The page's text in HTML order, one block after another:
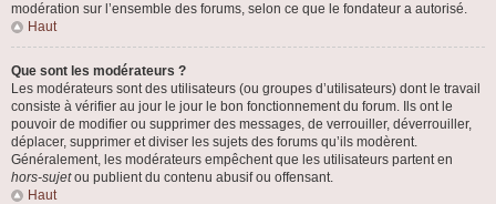
modération sur l’ensemble des forums, selon ce que le fondateur a autorisé.
Haut
Que sont les modérateurs ?
Les modérateurs sont des utilisateurs (ou groupes d’utilisateurs) dont le travail
consiste à vérifier au jour le jour le bon fonctionnement du forum. Ils ont le
pouvoir de modifier ou supprimer des messages, de verrouiller, déverrouiller,
déplacer, supprimer et diviser les sujets des forums qu’ils modèrent.
Généralement, les modérateurs empêchent que les utilisateurs partent en
hors-sujetou publient du contenu abusif ou offensant.
Haut